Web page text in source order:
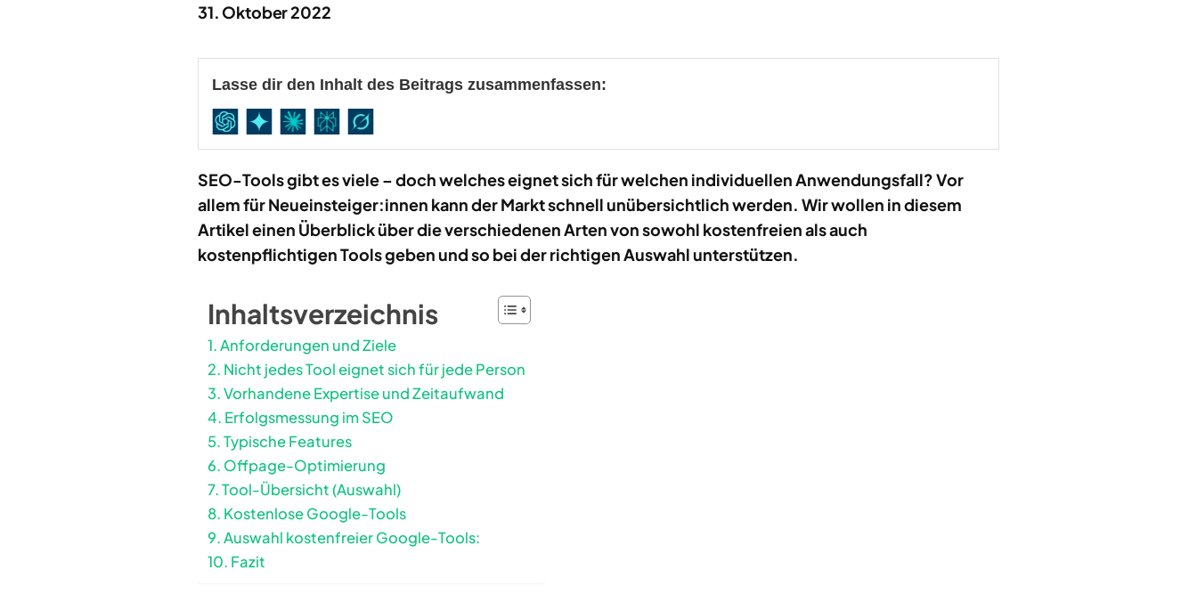
31. Oktober 2022
Lasse dir den Inhalt des Beitrags zusammenfassen:
SEO-Tools gibt es viele – doch welches eignet sich für welchen individuellen Anwendungsfall? Vor
allem für Neueinsteiger:innen kann der Markt schnell unübersichtlich werden. Wir wollen in diesem
Artikel einen Überblick über die verschiedenen Arten von sowohl kostenfreien als auch
kostenpflichtigen Tools geben und so bei der richtigen Auswahl unterstützen.
Inhaltsverzeichnis
Anforderungen und Ziele
Nicht jedes Tool eignet sich für jede Person
Vorhandene Expertise und Zeitaufwand
Erfolgsmessung im SEO
Typische Features
Offpage-Optimierung
Tool-Übersicht (Auswahl)
Kostenlose Google-Tools
Auswahl kostenfreier Google-Tools:
Fazit